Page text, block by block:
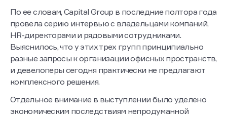
По ее словам, Capital Group в последние полтора года
провела серию интервью с владельцами компаний,
HR-директорами и рядовыми сотрудниками.
Выяснилось, что у этих трех групп принципиально
разные запросы к организации офисных пространств,
и девелоперы сегодня практически не предлагают
комплексного решения.
Отдельное внимание в выступлении было уделено
экономическим последствиям непродуманной